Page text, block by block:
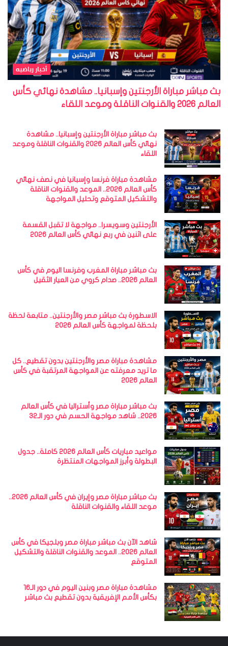
أخبار رياضيه
بث مباشر مباراة الأرجنتين وإسبانيا.. مشاهدة نهائي كأس
العالم 2026 والقنوات الناقلة وموعد اللقاء
بث مباشر مباراة الأرجنتين وإسبانيا.. مشاهدة
نهائي كأس العالم 2026 والقنوات الناقلة وموعد
اللقاء
مشاهدة مباراة فرنسا وإسبانيا في نصف نهائي
كأس العالم 2026.. الموعد والقنوات الناقلة
والتشكيل المتوقع وتحليل المواجهة
الأرجنتين وسويسرا.. مواجهة لا تقبل القسمة
على اثنين في ربع نهائي كأس العالم 2026
بث مباشر مباراة المغرب وفرنسا اليوم في كأس
العالم 2026.. صدام كروي من العيار الثقيل
الاسطورة بث مباشر مصر والأرجنتين.. متابعة لحظة
بلحظة لمواجهة كأس العالم 2026
مشاهدة مباراة مصر والأرجنتين بدون تقطيع.. كل
ما تريد معرفته عن المواجهة المرتقبة في كأس
العالم 2026
بث مباشر مباراة مصر وأستراليا في كأس العالم
2026.. شاهد مواجهة الحسم في دور الـ32
مواعيد مباريات كأس العالم 2026 كاملة.. جدول
البطولة وأبرز المواجهات المنتظرة
بث مباشر مباراة مصر وإيران في كأس العالم 2026..
موعد اللقاء والقنوات الناقلة
شاهد الآن بث مباشر مباراة مصر وبلجيكا في كأس
العالم 2026.. الموعد والقنوات الناقلة والتشكيل
المتوقع
مشاهدة مباراة مصر وبنين اليوم في دور الـ16
بكأس الأمم الإفريقية بدون تقطيع بث مباشر